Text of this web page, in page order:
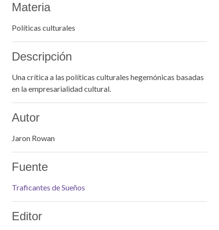
Materia
Políticas culturales
Descripción
Una crítica a las políticas culturales hegemónicas basadas
en la empresarialidad cultural.
Autor
Jaron Rowan
Fuente
Traficantes de Sueños
Editor